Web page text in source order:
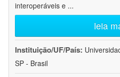
interoperáveis e ...
leia
Instituição/UF/País:
SP - Brasil